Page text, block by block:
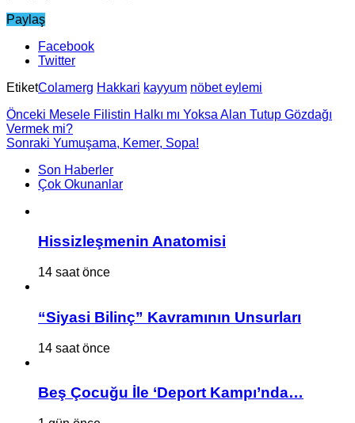
Paylaş
Facebook
Twitter
EtiketColamerg Hakkari kayyum nöbet eylemi
Önceki Mesele Filistin Halkı mı Yoksa Alan Tutup Gözdağı
Vermek mi?
Sonraki Yumuşama, Kemer, Sopa!
Son Haberler
Çok Okunanlar
Hissizleşmenin Anatomisi
14 saat önce
“Siyasi Bilinç” Kavramının Unsurları
14 saat önce
Beş Çocuğu İle ‘Deport Kampı’nda…